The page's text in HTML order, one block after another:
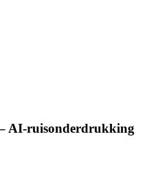
AI-ruisonderdrukking